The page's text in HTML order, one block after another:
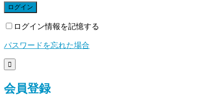
ログイン
ログイン情報を記憶する
パスワードを忘れた場合

会員登録